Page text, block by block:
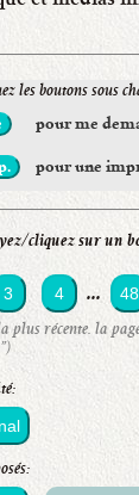
les boutons sous
pour me
pour une
cliquez sur un
3 4 ... 48
plus récente. la